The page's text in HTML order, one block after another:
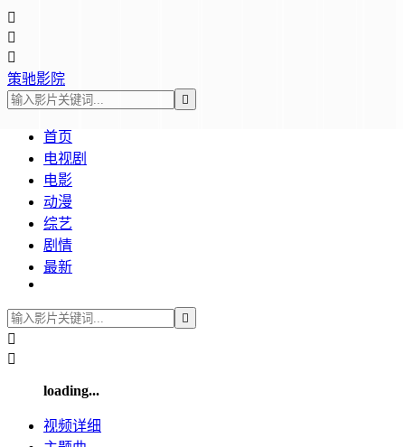



策驰影院

首页
电视剧
电影
动漫
综艺
剧情
最新



loading...
视频详细